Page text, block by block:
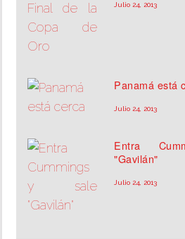
Julio 24, 2013
Panamá está
Julio 24, 2013
Entra
"Gavilán"
Julio 24, 2013